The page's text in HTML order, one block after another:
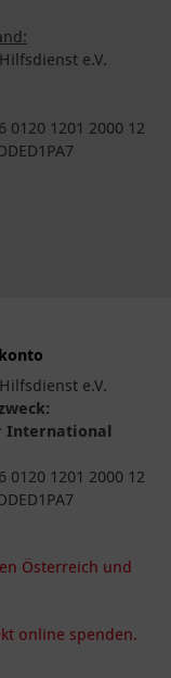
e.V.
0120 1201 2000 12
e.V.
International
0120 1201 2000 12
Österreich und
online spenden.